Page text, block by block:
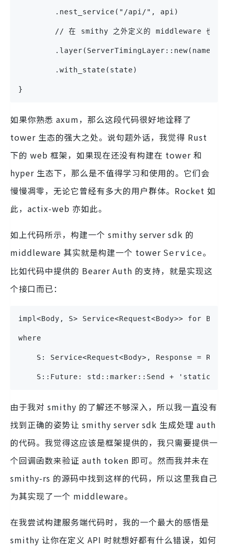
        .nest_service("/api/", api)
// 在 smithy 之外定义的 middleware 也会
        .layer(ServerTimingLayer::new(name))
        .with_state(state)
}
如果你熟悉 axum，那么这段代码很好地诠释了
tower 生态的强大之处。说句题外话，我觉得 Rust
下的 web 框架，如果现在还没有构建在 tower 和
hyper 生态下，那么是不值得学习和使用的。它们会
慢慢凋零，无论它曾经有多大的用户群体。Rocket 如
此，actix-web 亦如此。
如上代码所示，构建一个 smithy server sdk 的
middleware 其实就是构建一个 tower Service。
比如代码中提供的 Bearer Auth 的支持，就是实现这
个接口而已：
impl<Body, S> Service<Request<Body>> for
where
S: Service<Request<Body>, Response =
    S::Future: std::marker::Send + 'static,
由于我对 smithy 的了解还不够深入，所以我一直没有
找到正确的姿势让 smithy server sdk 生成处理 auth
的代码。我觉得这应该是框架提供的，我只需要提供一
个回调函数来验证 auth token 即可。然而我并未在
smithy-rs 的源码中找到这样的代码，所以这里我自己
为其实现了一个 middleware。
在我尝试构建服务端代码时，我的一个最大的感悟是
smithy 让你在定义 API 时就想好都有什么错误，如何